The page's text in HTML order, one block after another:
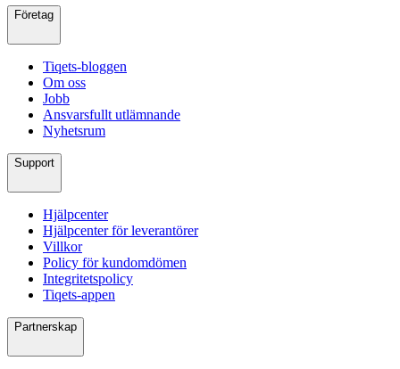
Företag
Tiqets-bloggen
Om oss
Jobb
Ansvarsfullt utlämnande
Nyhetsrum
Support
Hjälpcenter
Hjälpcenter för leverantörer
Villkor
Policy för kundomdömen
Integritetspolicy
Tiqets-appen
Partnerskap